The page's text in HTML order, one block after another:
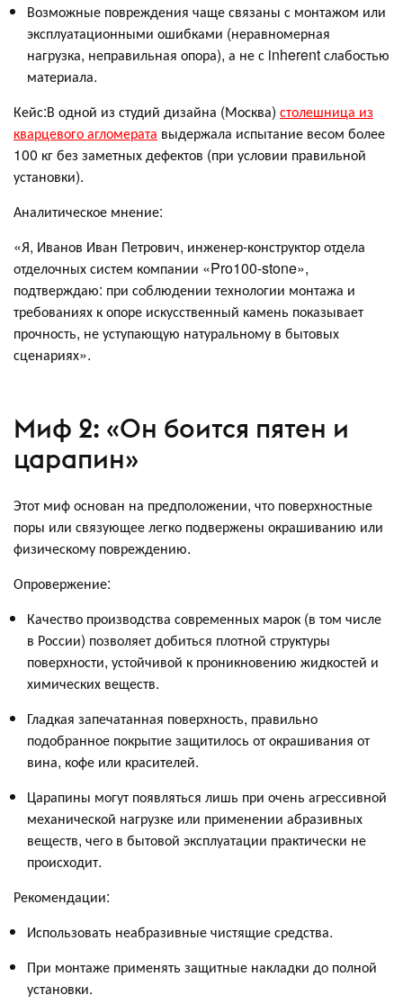
Возможные повреждения чаще связаны с монтажом или
эксплуатационными ошибками (неравномерная
нагрузка, неправильная опора), а не с inherent слабостью
материала.
Кейс:В одной из студий дизайна (Москва) столешница из
кварцевого агломерата выдержала испытание весом более
100 кг без заметных дефектов (при условии правильной
установки).
Аналитическое мнение:
«Я, Иванов Иван Петрович, инженер-конструктор отдела
отделочных систем компании «Pro100-stone»,
подтверждаю: при соблюдении технологии монтажа и
требованиях к опоре искусственный камень показывает
прочность, не уступающую натуральному в бытовых
сценариях».
Миф 2: «Он боится пятен и
царапин»
Этот миф основан на предположении, что поверхностные
поры или связующее легко подвержены окрашиванию или
физическому повреждению.
Опровержение:
Качество производства современных марок (в том числе
в России) позволяет добиться плотной структуры
поверхности, устойчивой к проникновению жидкостей и
химических веществ.
Гладкая запечатанная поверхность, правильно
подобранное покрытие защити­лось от окрашивания от
вина, кофе или красителей.
Царапины могут появляться лишь при очень агрессивной
механической нагрузке или применении абразивных
веществ, чего в бытовой эксплуатации практически не
происходит.
Рекомендации:
Использовать неабразивные чистящие средства.
При монтаже применять защитные накладки до полной
установки.